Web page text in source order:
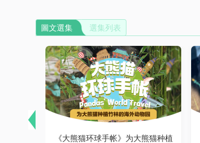
圖文選集 選集列表
《大熊猫环球手帐》为大熊猫种植